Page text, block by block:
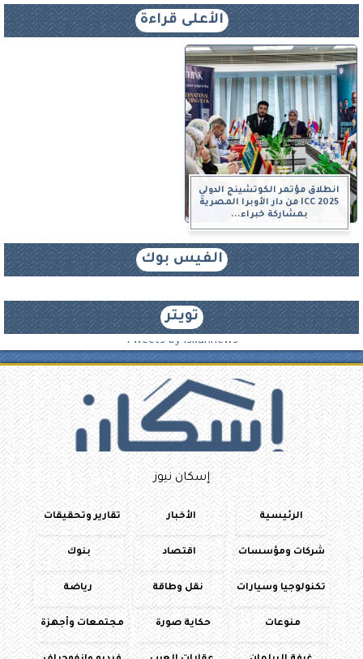
الأعلى قراءة
انطلاق مؤتمر الكوتشينج الدولي
ICC 2025 من دار الأوبرا المصرية
بمشاركة خبراء...
الفيس بوك
تويتر
Tweets by iskannews
إسكان نيوز
الرئيسية الأخبار تقارير وتحقيقات
شركات ومؤسسات اقتصاد بنوك
تكنولوجيا وسيارات نقل وطاقة رياضة
منوعات حكاية صورة مجتمعات وأجهزة